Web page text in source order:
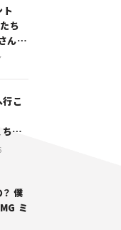
ト
ち
ん
こ
ちょ
僕
ミ